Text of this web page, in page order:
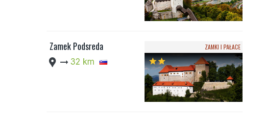
Zamek Podsreda
location_pin arrow_right_alt 32 km
ZAMKI I PAŁACE
starstar